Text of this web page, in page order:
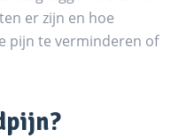
er zijn en hoe
pijn te verminderen of